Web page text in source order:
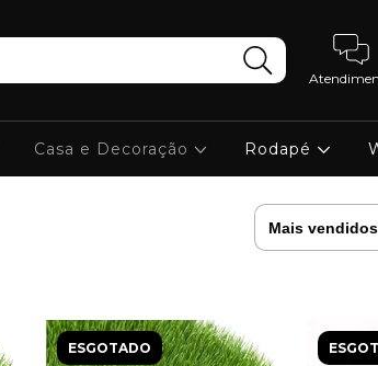
Casa e Decoração Rodapé
ESGOTADO